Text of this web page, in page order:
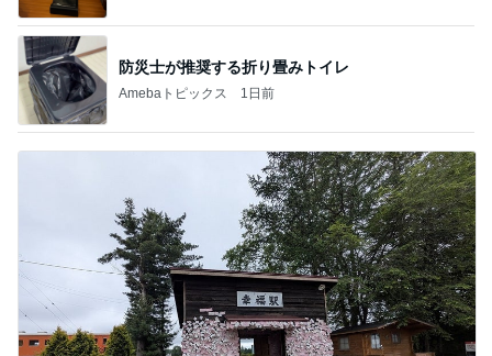
防災士が推奨する折り畳みトイレ
Amebaトピックス 1日前